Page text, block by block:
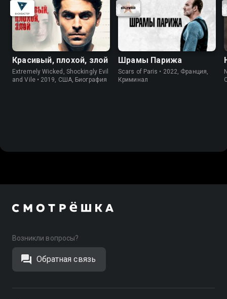
Красивый, плохой, злой
Extremely Wicked, Shockingly Evil
and Vile • 2019, США, Биография
Шрамы Парижа
Scars of Paris • 2022, Франция,
Криминал
Возникли вопросы?
Обратная связь